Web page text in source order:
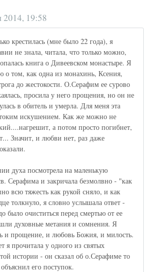
2014, 19:58
крестилась (мне было 22 года), я
не знала, читала, что только можно,
книга о Дивеевском монастыре. Я
о том, как одна из монахинь, Ксения,
до жестокости. О.Серафим ее сурово
просила у него прощения, но он не
в обитель и умерла. Для меня эта
искушением. Как же можно не
а потом просто погибнет,
Значит, и любви нет, раз даже
духа посмотрела на маленькую
Серафима и закричала безмолвно - "как
всю тяжесть как рукой сняло, и как
толкнуло, я словно услышала ответ -
было очиститься перед смертью от ее
духовные метания и сомнения. Я
и прощение, и любовь Божия, и милость.
я прочитала у одного из святых
истории - он сказал об о.Серафиме то
его поступок.